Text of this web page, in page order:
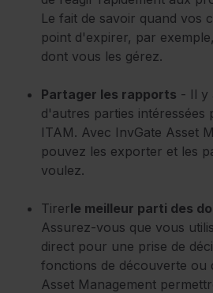
Le fait de savoir quand vos
point d'expirer, par
dont vous les gérez.
Partager les rapports - Il y
d'autres parties intéressées
ITAM. Avec InvGate Asset
pouvez les exporter et les
voulez.
Tirerle meilleur parti des
Assurez-vous que vous
direct pour une prise de
fonctions de découverte ou
Asset Management